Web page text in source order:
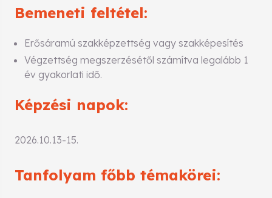
Bemeneti feltétel:
Erősáramú szakképzettség vagy szakképesítés
Végzettség megszerzésétől számítva legalább 1
év gyakorlati idő.
Képzési napok:
2026.10.13-15.
Tanfolyam főbb témakörei: